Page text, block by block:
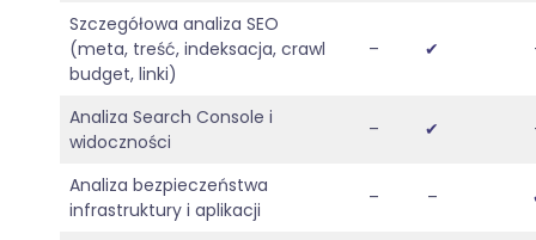
Szczegółowa analiza SEO
(meta, treść, indeksacja, crawl
budget, linki)
– ✔
Analiza Search Console i
widoczności
– ✔
Analiza bezpieczeństwa
infrastruktury i aplikacji
– –